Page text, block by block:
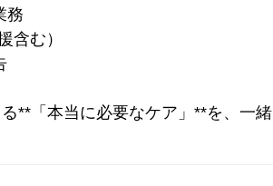
務
含む）
**「本当に必要なケア」**を、一緒